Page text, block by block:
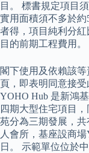
目。 標書規定項目
實用面積須不多於
者得，項目純利分
目的前期工程費用。
閣下使用及依賴該
頁，即表明同意接
YOHO Hub 是新鴻
四期大型住宅項目
苑分為三期發展，
人會所，基座設商
日。 示範單位位於